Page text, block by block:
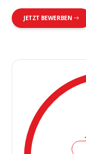
JETZT BEWERBEN